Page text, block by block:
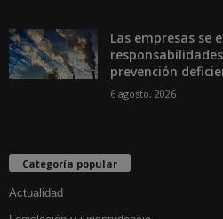
Las empresas se
prevención
6 agosto, 2026
Categoría popular
Actualidad